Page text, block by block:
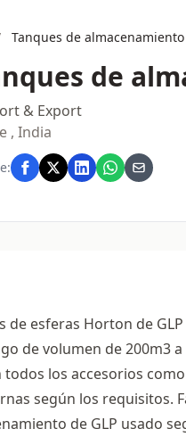
Tanques de
de
& Export
, India
de esferas Horton de
de volumen de 200m3
los accesorios
según los requisitos.
de GLP usado